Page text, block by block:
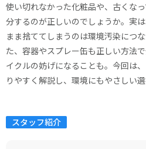
使い切れなかった化粧品や、古くな
分するのが正しいのでしょうか。実
まま捨ててしまうのは環境汚染につ
た、容器やスプレー缶も正しい方法
イクルの妨げになることも。今回は
りやすく解説し、環境にもやさしい
スタッフ紹介